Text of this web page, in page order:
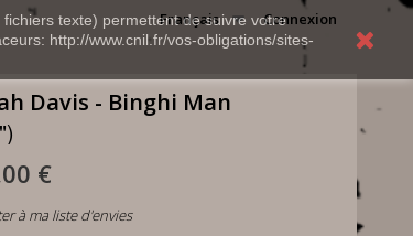
texte) permettent de suivre votre
http://www.cnil.fr/vos-obligations/sites-
Connexion
Français
Davis - Binghi Man
€
à ma liste d'envies